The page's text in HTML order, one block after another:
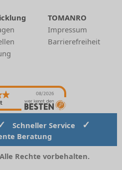
TOMANRO
Impressum
Barrierefreiheit
08/2026
Schneller Service ✓
Beratung
Rechte vorbehalten.